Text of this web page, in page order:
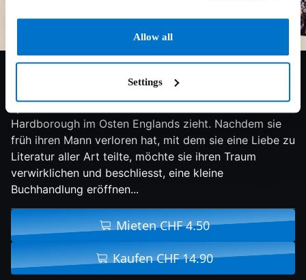
Allow all
Settings
6.5/10 2017 110 min Drama
Florence Green ist eine verwitwete Frau, die in den
späten 1950er Jahren in die kleine Küstenstadt
Hardborough im Osten Englands zieht. Nachdem sie
früh ihren Mann verloren hat, mit dem sie eine Liebe zu
Literatur aller Art teilte, möchte sie ihren Traum
verwirklichen und beschliesst, eine kleine
Buchhandlung eröffnen...
Mieten CHF 4.50
Kaufen CHF 14.90